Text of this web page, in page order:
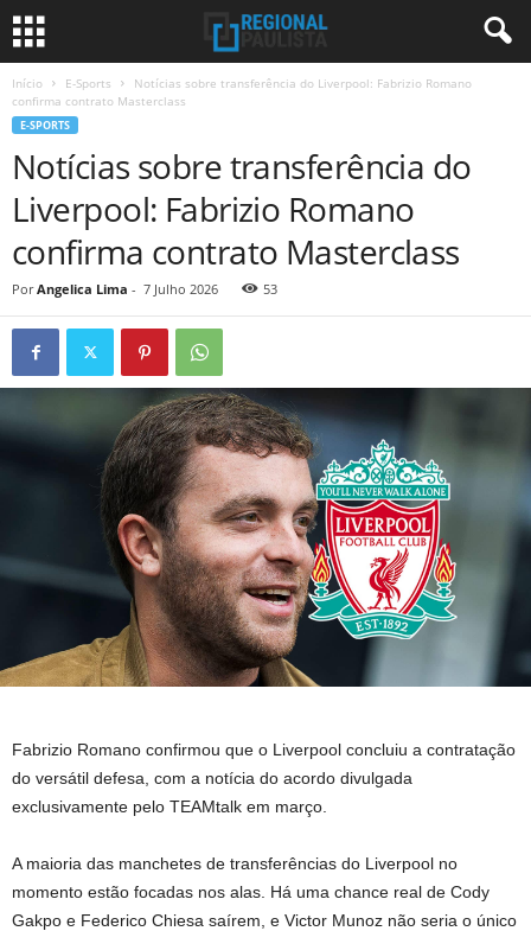
Início E-Sports
Notícias sobre transferência do Liverpool: Fabrizio Romano
confirma contrato Masterclass
E-SPORTS
Notícias sobre transferência do
Liverpool: Fabrizio Romano
confirma contrato Masterclass
Por Angelica Lima - 7 Julho 2026 53
Fabrizio Romano confirmou que o Liverpool concluiu a contratação
do versátil defesa, com a notícia do acordo divulgada
exclusivamente pelo TEAMtalk em março.
A maioria das manchetes de transferências do Liverpool no
momento estão focadas nos alas. Há uma chance real de Cody
Gakpo e Federico Chiesa saírem, e Victor Munoz não seria o único